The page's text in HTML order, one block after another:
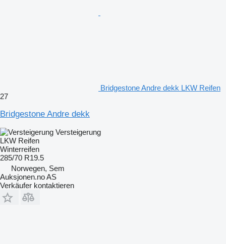
Bridgestone Andre dekk LKW Reifen
27
Bridgestone Andre dekk
Versteigerung
LKW Reifen
Winterreifen
285/70 R19.5
Norwegen, Sem
Auksjonen.no AS
Verkäufer kontaktieren